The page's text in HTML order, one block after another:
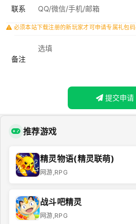
联系
必须本站下载注册的新玩家才可申请专属礼包码
备注
提交申请
推荐游戏
精灵物语(精灵联萌)
网游,RPG
战斗吧精灵
网游,RPG